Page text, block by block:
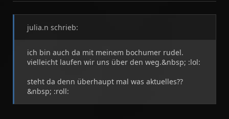
julia.n schrieb:
ich bin auch da mit meinem bochumer rudel.
vielleicht laufen wir uns über den weg.&nbsp; :lol:
steht da denn überhaupt mal was aktuelles??
&nbsp; :roll: